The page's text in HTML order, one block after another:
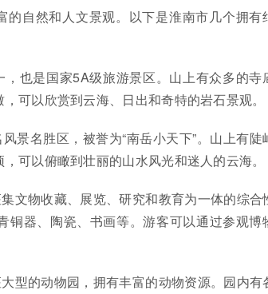
的自然和人文景观。以下是淮南市几个拥有
也是国家5A级旅游景区。山上有众多的寺
可以欣赏到云海、日出和奇特的岩石景观。
景名胜区，被誉为“南岳小天下”。山上有陡
可以俯瞰到壮丽的山水风光和迷人的云海。
文物收藏、展览、研究和教育为一体的综合
铜器、陶瓷、书画等。游客可以通过参观博
型的动物园，拥有丰富的动物资源。园内有